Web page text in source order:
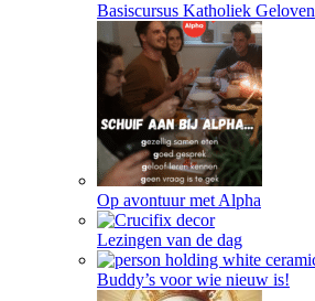
Basiscursus Katholiek Geloven
Op avontuur met Alpha
Lezingen van de dag
Buddy’s voor wie nieuw is!